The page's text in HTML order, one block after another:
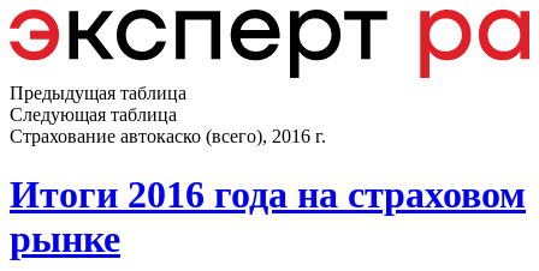
Предыдущая таблица
Следующая таблица
Страхование автокаско (всего), 2016 г.
Итоги 2016 года на страховом
рынке